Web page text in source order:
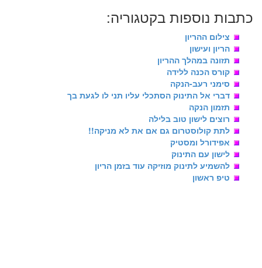
כתבות נוספות בקטגוריה:
צילום ההריון
הריון ועישון
תזונה במהלך ההריון
קורס הכנה ללידה
סימני רעב-הנקה
דברי אל התינוק הסתכלי עליו תני לו לגעת בך
תזמון הנקה
רוצים לישון טוב בלילה
לתת קולוסטרום גם אם את לא מניקה!!
אפידורל ומסטיק
לישון עם התינוק
להשמיע לתינוק מוזיקה עוד בזמן הריון
טיפ ראשון